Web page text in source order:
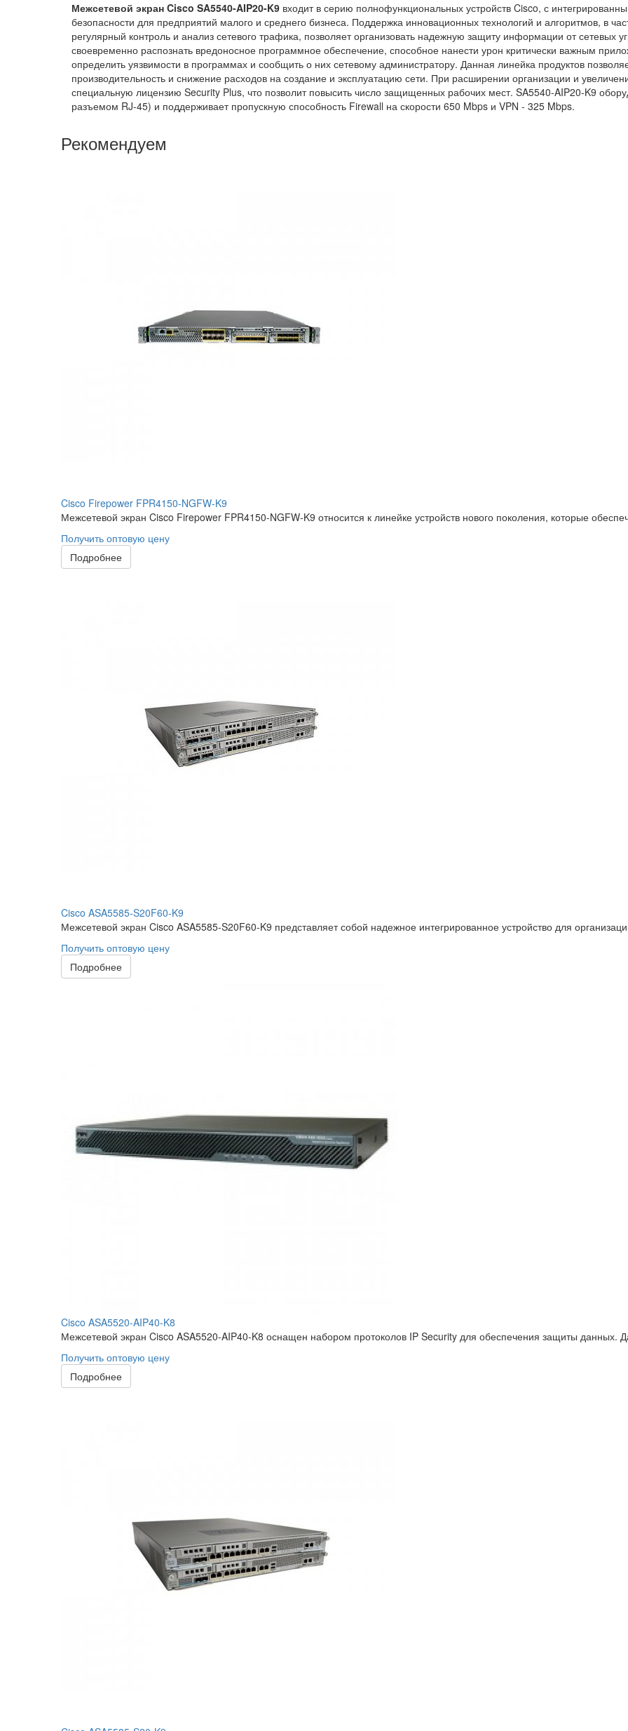
Межсетевой экран Cisco SA5540-AIP20-K9 входит в серию полнофункциональных устройств Cisco, с
безопасности для предприятий малого и среднего бизнеса. Поддержка инновационных технологий и алгоритмов, в
регулярный контроль и анализ сетевого трафика, позволяет организовать надежную защиту информации от сетевых
своевременно распознать вредоносное программное обеспечение, способное нанести урон критически важным
определить уязвимости в программах и сообщить о них сетевому администратору. Данная линейка продуктов
производительность и снижение расходов на создание и эксплуатацию сети. При расширении организации и
специальную лицензию Security Plus, что позволит повысить число защищенных рабочих мест. SA5540-AIP20-K9
разъемом RJ-45) и поддерживает пропускную способность Firewall на скорости 650 Mbps и VPN - 325 Mbps.
Рекомендуем
Cisco Firepower FPR4150-NGFW-K9
Межсетевой экран Cisco Firepower FPR4150-NGFW-K9 относится к линейке устройств нового поколения, которые
Получить оптовую цену
Подробнее
Cisco ASA5585-S20F60-K9
Межсетевой экран Cisco ASA5585-S20F60-K9 представляет собой надежное интегрированное устройство для
Получить оптовую цену
Подробнее
Cisco ASA5520-AIP40-K8
Межсетевой экран Cisco ASA5520-AIP40-K8 оснащен набором протоколов IP Security для обеспечения защиты данных.
Получить оптовую цену
Подробнее